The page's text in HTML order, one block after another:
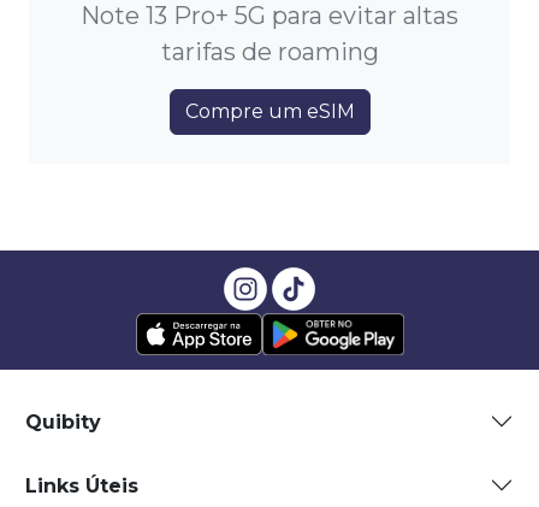
Note 13 Pro+ 5G para evitar altas
tarifas de roaming
Compre um eSIM
Quibity
Links Úteis